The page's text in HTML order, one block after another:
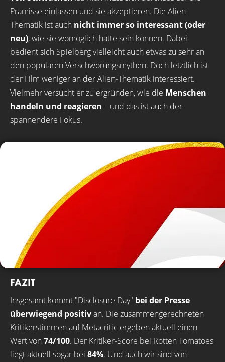
Prämisse einlassen und sie akzeptieren. Die Alien-
Thematik ist auch nicht immer so interessant (oder
neu), wie sie womöglich hätte sein können. Dabei
bedient sich Spielberg vielleicht auch etwas zu sehr an
den populären Verschwörungsmythen. Doch letztlich ist
der Film weniger an der Alien-Thematik interessiert.
Vielmehr versucht er zu ergründen, wie die Menschen
handeln und reagieren – und das ist auch der
spannendere Fokus.
FAZIT
Insgesamt kommt "Disclosure Day" bei der Presse
überwiegend positivan. Die zusammengerechneten
Kritikerstimmen auf Metacritic ergeben aktuell einen
Wert von 74/100. Der Kritiker-Score bei Rotten Tomatoes
liegt aktuell sogar bei 84%. Und auch wir sind von